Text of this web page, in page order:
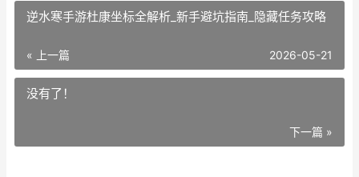
逆水寒手游杜康坐标全解析_新手避坑指南_隐藏任务攻略
« 上一篇 2026-05-21
没有了！
下一篇 »